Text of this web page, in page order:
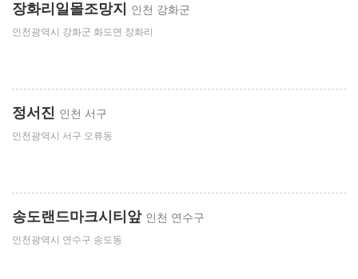
장화리일몰조망지 인천 강화군
인천광역시 강화군 화도면 장화리
정서진 인천 서구
인천광역시 서구 오류동
송도랜드마크시티앞 인천 연수구
인천광역시 연수구 송도동